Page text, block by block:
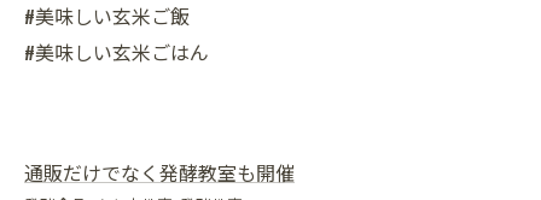
#美味しい玄米ご飯
#美味しい玄米ごはん
通販だけでなく発酵教室も開催